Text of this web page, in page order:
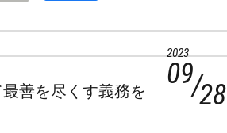
2023
09
28
善を尽くす義務を